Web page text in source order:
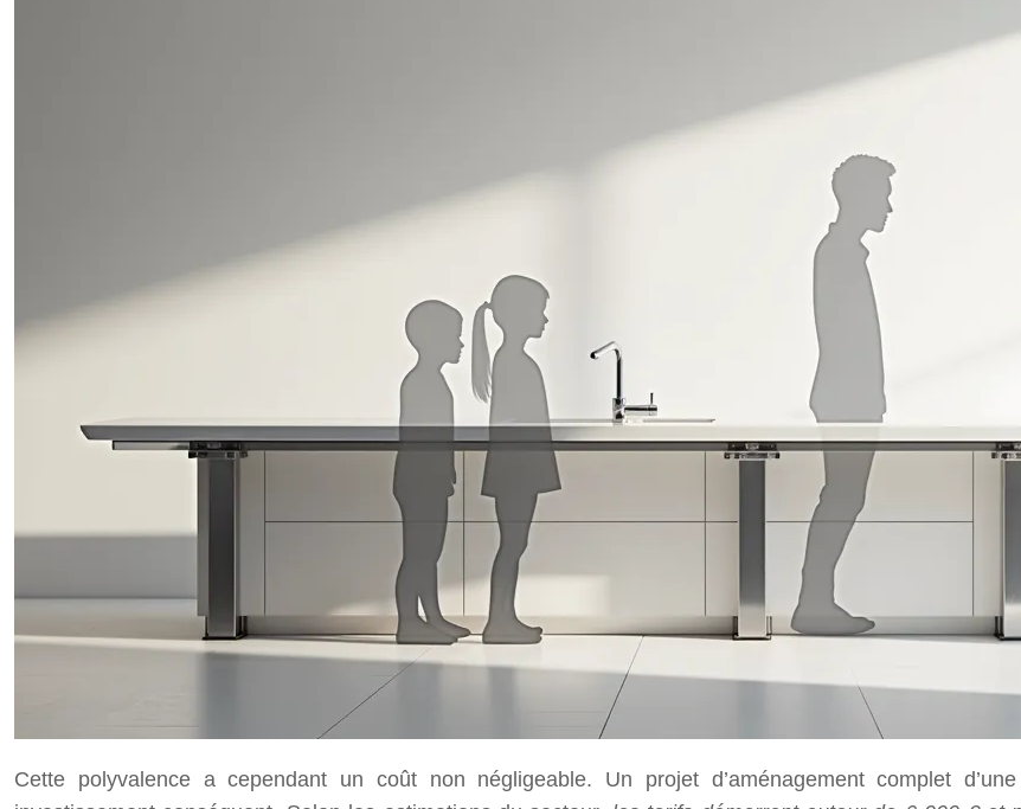
Cette polyvalence a cependant un coût non négligeable. Un projet d’aménagement complet